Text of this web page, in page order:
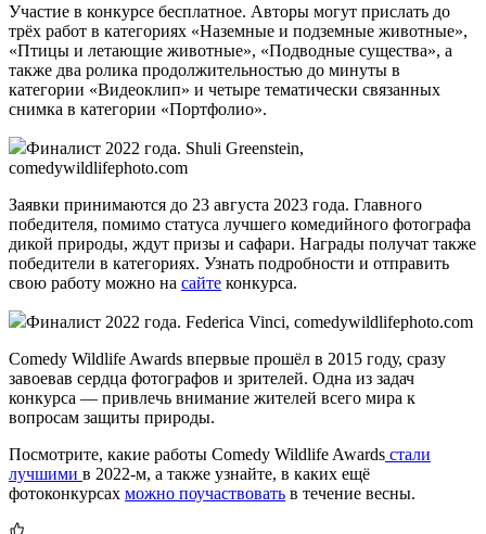
Участие в конкурсе бесплатное. Авторы могут прислать до
трёх работ в категориях «Наземные и подземные животные»,
«Птицы и летающие животные», «Подводные существа», а
также два ролика продолжительностью до минуты в
категории «Видеоклип» и четыре тематически связанных
снимка в категории «Портфолио».
Финалист 2022 года. Shuli Greenstein,
comedywildlifephoto.com
Заявки принимаются до 23 августа 2023 года. Главного
победителя, помимо статуса лучшего комедийного фотографа
дикой природы, ждут призы и сафари. Награды получат также
победители в категориях. Узнать подробности и отправить
свою работу можно на сайте конкурса.
Финалист 2022 года. Federica Vinci, comedywildlifephoto.com
Comedy Wildlife Awards впервые прошёл в 2015 году, сразу
завоевав сердца фотографов и зрителей. Одна из задач
конкурса — привлечь внимание жителей всего мира к
вопросам защиты природы.
Посмотрите, какие работы Comedy Wildlife Awards стали
лучшими в 2022-м, а также узнайте, в каких ещё
фотоконкурсах можно поучаствовать в течение весны.